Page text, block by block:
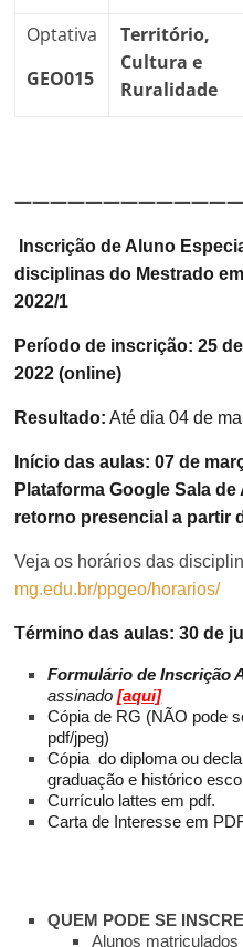
Optativa
GEO015
Território,
Cultura e
Ruralidade
Inscrição de Aluno
disciplinas do Mestrado
2022/1
Período de inscrição: 25
2022 (online)
Resultado: Até dia04 de
Início das aulas: 07 de
Plataforma Google Sala
retorno presencial a partir
Veja os horários das
mg.edu.br/ppgeo/horarios/
Término das aulas: 30 de
Formulário de Inscrição
assinado [aqui]
Cópia de RG (NÃO pode
pdf/jpeg)
Cópia do diploma ou
graduação e histórico
Currículo lattes em pdf.
Carta de Interesse em
QUEM PODE SE
Alunos